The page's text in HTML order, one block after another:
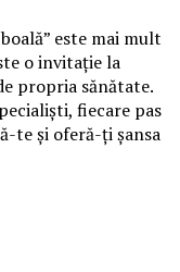
este mai mult
o invitație la
propria sănătate.
fiecare pas
te și oferă-ți șansa